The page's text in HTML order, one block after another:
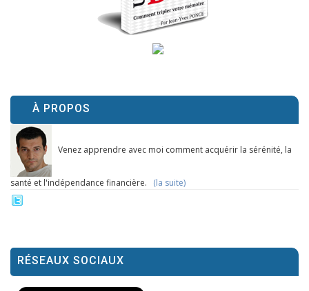
À PROPOS
Venez apprendre avec moi comment acquérir la sérénité, la
santé et l'indépendance financière. (la suite)
RÉSEAUX SOCIAUX